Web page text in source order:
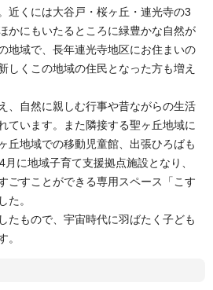
近くには大谷戸・桜ヶ丘・連光寺の3
かにもいたるところに緑豊かな自然が
地域で、長年連光寺地区にお住まいの
しくこの地域の住民となった方も増え
、自然に親しむ行事や昔ながらの生活
ています。また隣接する聖ヶ丘地域に
丘地域での移動児童館、出張ひろばも
に地域子育て支援拠点施設となり、
ごすことができる専用スペース「こす
た。
たもので、宇宙時代に羽ばたく子ども
。